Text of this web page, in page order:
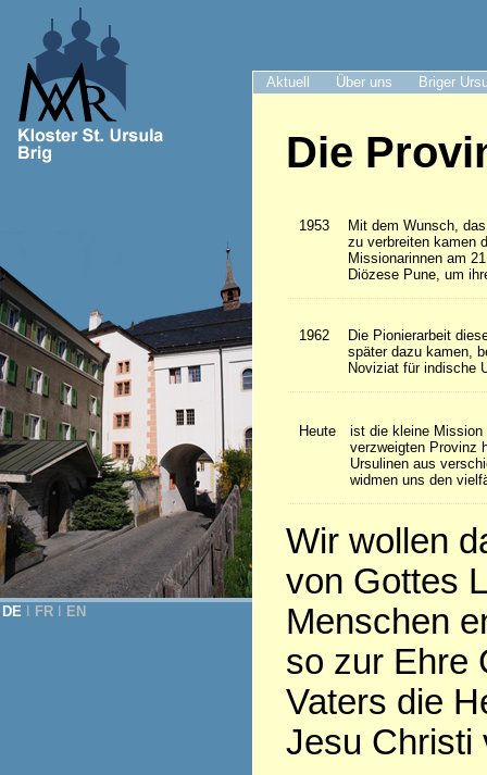
Aktuell Über uns Briger
DE FR EN
Die
1953
Mit dem Wunsch,
zu verbreiten kamen
Missionarinnen am
Diözese Pune, um
1962
Die Pionierarbeit
später dazu kamen,
Noviziat für indische
Heute
ist die kleine
verzweigten Provinz
Ursulinen aus
widmen uns den
Wir wollen
von Gottes
Menschen
so zur Ehre
Vaters die
Jesu Christi